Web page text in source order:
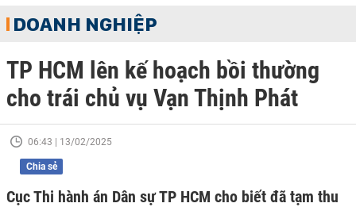
DOANH NGHIỆP
TP HCM lên kế hoạch bồi thường
cho trái chủ vụ Vạn Thịnh Phát
06:43 | 13/02/2025
Chia sẻ
Cục Thi hành án Dân sự TP HCM cho biết đã tạm thu